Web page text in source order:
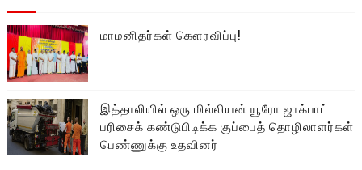
மாமனிதர்கள் கௌரவிப்பு!
இத்தாலியில் ஒரு மில்லியன் யூரோ ஜாக்பாட்
பரிசைக் கண்டுபிடிக்க குப்பைத் தொழிலாளர்கள்
பெண்ணுக்கு உதவினர்